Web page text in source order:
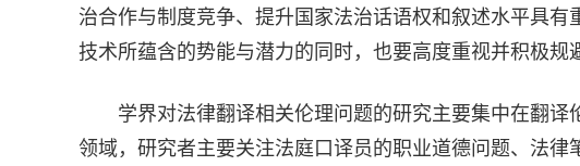
治合作与制度竞争、提升国家法治话语权和叙述水平具
技术所蕴含的势能与潜力的同时，也要高度重视并积极规
学界对法律翻译相关伦理问题的研究主要集中在翻
领域，研究者主要关注法庭口译员的职业道德问题、法